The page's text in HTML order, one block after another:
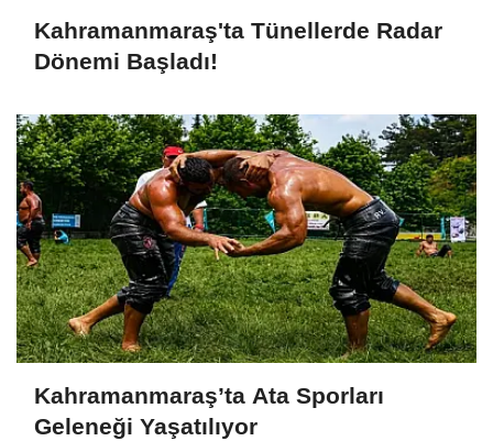
Kahramanmaraş'ta Tünellerde Radar
Dönemi Başladı!
Kahramanmaraş’ta Ata Sporları
Geleneği Yaşatılıyor